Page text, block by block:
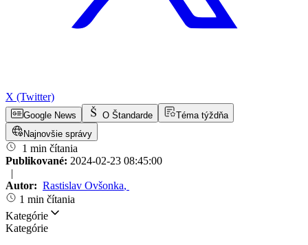
X (Twitter)
Google News O Štandarde
Téma týždňa
Najnovšie správy
1 min čítania
Publikované: 2024-02-23 08:45:00
|
Autor: Rastislav Ovšonka,
1 min čítania
Kategórie
Kategórie